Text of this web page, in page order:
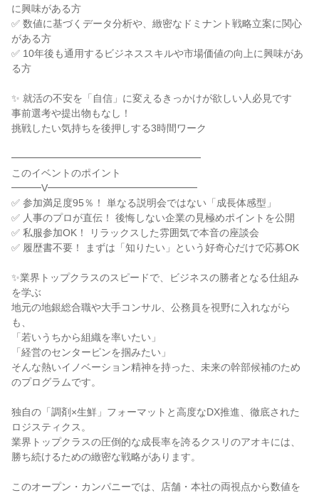
に興味がある方
✅ 数値に基づくデータ分析や、緻密なドミナント戦略立案に関心
がある方
✅ 10年後も通用するビジネススキルや市場価値の向上に興味があ
る方
✨ 就活の不安を「自信」に変えるきっかけが欲しい人必見です
事前選考や提出物もなし！
挑戦したい気持ちを後押しする3時間ワーク
━━━━━━━━━━━━━━━━━━━
このイベントのポイント
━━━V━━━━━━━━━━━━━━━
✅ 参加満足度95％！ 単なる説明会ではない「成長体感型」
✅ 人事のプロが直伝！ 後悔しない企業の見極めポイントを公開
✅ 私服参加OK！ リラックスした雰囲気で本音の座談会
✅ 履歴書不要！ まずは「知りたい」という好奇心だけで応募OK
✨業界トップクラスのスピードで、ビジネスの勝者となる仕組み
を学ぶ
地元の地銀総合職や大手コンサル、公務員を視野に入れながら
も、
「若いうちから組織を率いたい」
「経営のセンターピンを掴みたい」
そんな熱いイノベーション精神を持った、未来の幹部候補のため
のプログラムです。
独自の「調剤×生鮮」フォーマットと高度なDX推進、徹底された
ロジスティクス。
業界トップクラスの圧倒的な成長率を誇るクスリのアオキには、
勝ち続けるための緻密な戦略があります。
このオープン・カンパニーでは、店舗・本社の両視点から数値を